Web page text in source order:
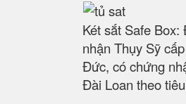
Két sắt Safe
nhận Thụy Sỹ
Đức, có chứng
Đài Loan theo